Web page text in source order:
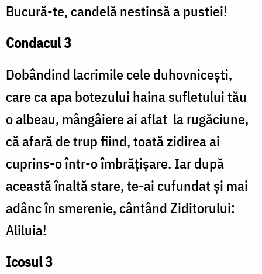
Bucură-te, candelă nestinsă a pustiei!
Condacul 3
Dobândind lacrimile cele duhovnicești,
care ca apa botezului haina sufletului tău
o albeau, mângâiere ai aflat la rugăciune,
că afară de trup fiind, toată zidirea ai
cuprins-o într-o îmbrățișare. Iar după
această înaltă stare, te-ai cufundat și mai
adânc în smerenie, cântând Ziditorului:
Aliluia!
Icosul 3